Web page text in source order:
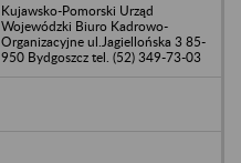
Kujawsko-Pomorski Urząd
Wojewódzki Biuro Kadrowo-
Organizacyjne ul.Jagiellońska 3 85-
950 Bydgoszcz tel. (52) 349-73-03